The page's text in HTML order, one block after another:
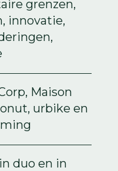
grenzen,
innovatie,
Maison
urbike en
duo en in